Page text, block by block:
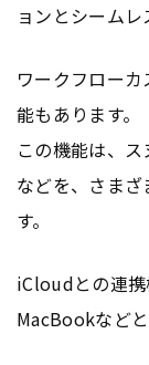
ョンとシームレ
ワークフロー
能もあります。
この機能は、
などを、さま
す。
iCloudとの連携
MacBookなど